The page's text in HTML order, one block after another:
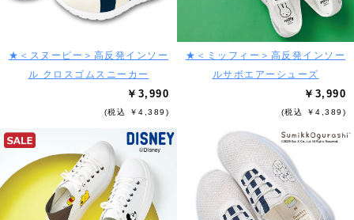
★＜スヌーピー＞高反発インソー
ル クロスゴムスニーカー
￥3,990
(税込 ￥4,389)
★＜ミッフィー＞高反発インソー
ルサボエアーシューズ
￥3,990
(税込 ￥4,389)